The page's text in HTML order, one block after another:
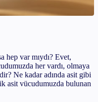
hep var mıydı? Evet,
her vardı, olmaya
Ne kadar adında asit gibi
asit vücudumuzda bulunan